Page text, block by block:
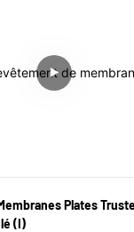
Plates
(I)